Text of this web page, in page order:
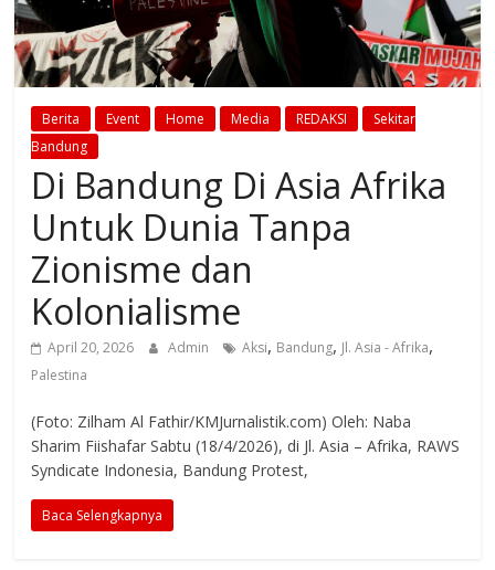
Berita Event Home Media REDAKSI
Sekitar
Bandung
Di Bandung Di Asia Afrika
Untuk Dunia Tanpa
Zionisme dan
Kolonialisme
April 20, 2026 Admin Aksi, Bandung, Jl. Asia - Afrika,
Palestina
(Foto: Zilham Al Fathir/KMJurnalistik.com) Oleh: Naba
Sharim Fiishafar Sabtu (18/4/2026), di Jl. Asia – Afrika, RAWS
Syndicate Indonesia, Bandung Protest,
Baca Selengkapnya